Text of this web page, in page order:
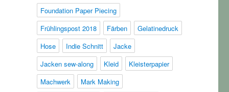
Foundation Paper Piecing
Frühlingspost 2018
Färben
Gelatinedruck
Hose
Indie Schnitt
Jacke
Jacken sew-along
Kleid
Kleisterpapier
Machwerk
Mark Making